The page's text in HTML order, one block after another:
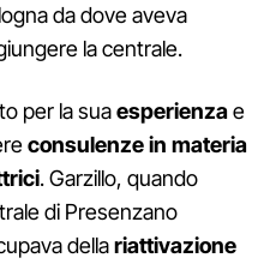
da dove aveva
la centrale.
per la suaesperienzae
consulenze in materia
. Garzillo, quando
di Presenzano
dellariattivazione